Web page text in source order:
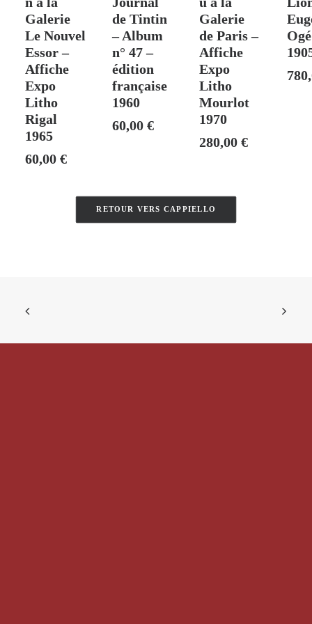
Galerie
Le Nouvel
Essor –
Affiche
Expo
Litho
Rigal
1965
60,00 €
de Tintin
– Album
n° 47 –
édition
française
1960
60,00€
Galerie
de Paris –
Affiche
Expo
Litho
Mourlot
1970
280,00€
RETOUR VERS CAPPIELLO